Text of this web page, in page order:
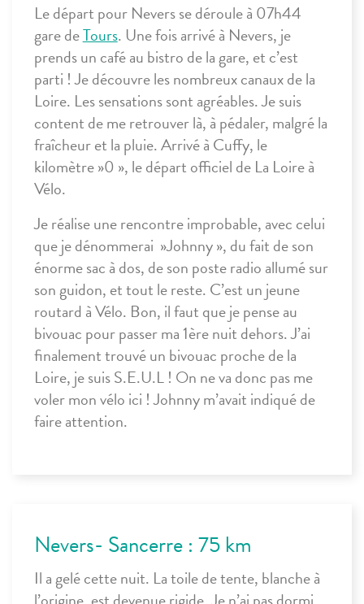
Le départ pour Nevers se déroule à 07h44
gare deTours. Une fois arrivé à Nevers, je
prends un café au bistro de la gare, et c’est
parti ! Je découvre les nombreux canaux de la
Loire. Les sensations sont agréables. Je suis
content de me retrouver là, à pédaler, malgré la
fraîcheur et la pluie. Arrivé à Cuffy, le
kilomètre »0 », le départ officiel de La Loire à
Vélo.
Je réalise une rencontre improbable, avec celui
que je dénommerai »Johnny », du fait de son
énorme sac à dos, de son poste radio allumé sur
son guidon, et tout le reste. C’est un jeune
routard à Vélo. Bon, il faut que je pense au
bivouac pour passer ma 1ère nuit dehors. J’ai
finalement trouvé un bivouac proche de la
Loire, je suis S.E.U.L ! On ne va donc pas me
voler mon vélo ici ! Johnny m’avait indiqué de
faire attention.
Nevers- Sancerre : 75 km
Il a gelé cette nuit. La toile de tente, blanche à